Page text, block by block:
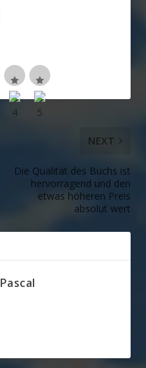
NEXT
Die Qualität des Buchs ist
hervorragend und den
etwas höheren Preis
absolut wert
Pascal